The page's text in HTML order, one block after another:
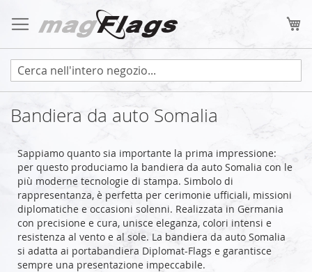
al
contenuto
Bandiera da auto Somalia
Sappiamo quanto sia importante la prima impressione:
per questo produciamo la bandiera da auto Somalia con le
più moderne tecnologie di stampa. Simbolo di
rappresentanza, è perfetta per cerimonie ufficiali, missioni
diplomatiche e occasioni solenni. Realizzata in Germania
con precisione e cura, unisce eleganza, colori intensi e
resistenza al vento e al sole. La bandiera da auto Somalia
si adatta ai portabandiera Diplomat-Flags e garantisce
sempre una presentazione impeccabile.